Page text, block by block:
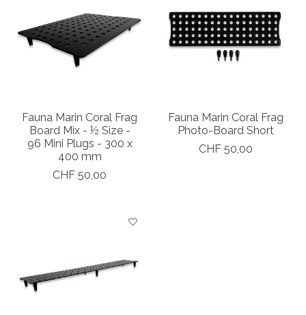
Fauna Marin Coral Frag
Board Mix - ½ Size -
96 Mini Plugs - 300 x
400 mm
CHF 50,00
Fauna Marin Coral Frag
Photo-Board Short
CHF 50,00